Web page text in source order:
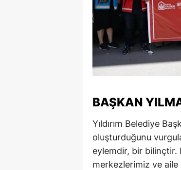
BAŞKAN
Yıldırım Belediye
oluşturduğunu
eylemdir, bir bilinçtir.
merkezlerimiz ve aile